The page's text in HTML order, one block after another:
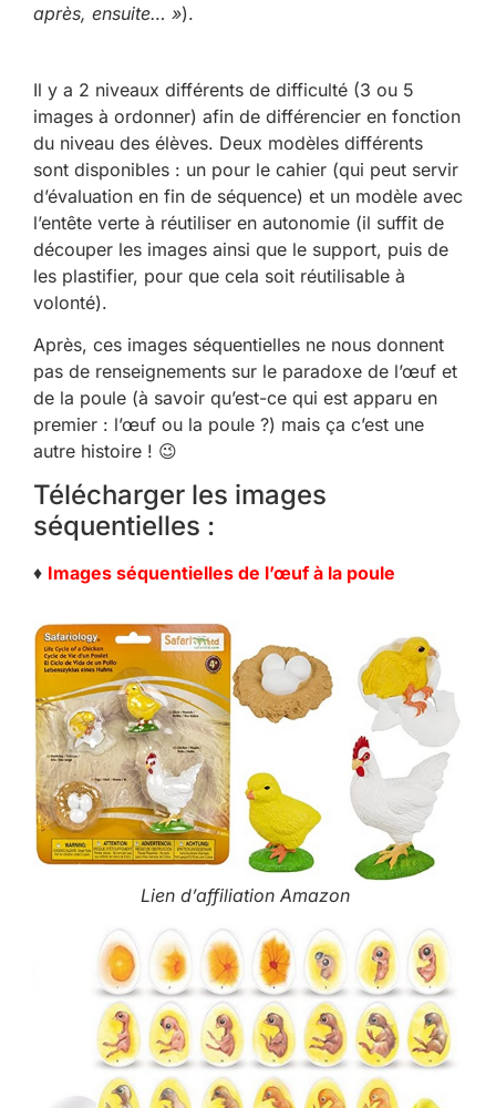
après, ensuite… »).
Il y a 2 niveaux différents de difficulté (3 ou 5
images à ordonner) afin de différencier en fonction
du niveau des élèves. Deux modèles différents
sont disponibles : un pour le cahier (qui peut servir
d’évaluation en fin de séquence) et un modèle avec
l’entête verte à réutiliser en autonomie (il suffit de
découper les images ainsi que le support, puis de
les plastifier, pour que cela soit réutilisable à
volonté).
Après, ces images séquentielles ne nous donnent
pas de renseignements sur le paradoxe de l’œuf et
de la poule (à savoir qu’est-ce qui est apparu en
premier : l’œuf ou la poule ?) mais ça c’est une
autre histoire ! 😉
Télécharger les images
séquentielles :
♦ Images séquentielles de l’œuf à la poule
Lien d’affiliation Amazon